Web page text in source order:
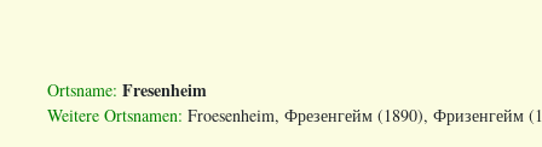
Ortsname: Fresenheim
Weitere Ortsnamen: Froesenheim, Фрезенгейм (1890), Фризенгейм